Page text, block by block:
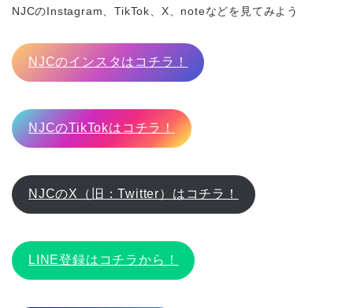
NJCのInstagram、TikTok、X、noteなどを見てみよう
NJCのインスタはコチラ！
NJCのTikTokはコチラ！
NJCのX（旧：Twitter）はコチラ！
LINE登録はコチラから！